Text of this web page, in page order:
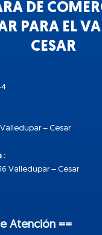
DE
PARA EL
CESAR
4
Valledupar – Cesar
:
Valledupar – Cesar
Atención ==